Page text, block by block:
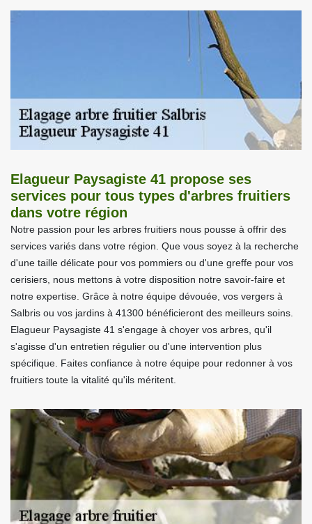
Elagueur Paysagiste 41 propose ses
services pour tous types d'arbres fruitiers
dans votre région
Notre passion pour les arbres fruitiers nous pousse à offrir des
services variés dans votre région. Que vous soyez à la recherche
d'une taille délicate pour vos pommiers ou d'une greffe pour vos
cerisiers, nous mettons à votre disposition notre savoir-faire et
notre expertise. Grâce à notre équipe dévouée, vos vergers à
Salbris ou vos jardins à 41300 bénéficieront des meilleurs soins.
Elagueur Paysagiste 41 s'engage à choyer vos arbres, qu'il
s'agisse d'un entretien régulier ou d'une intervention plus
spécifique. Faites confiance à notre équipe pour redonner à vos
fruitiers toute la vitalité qu'ils méritent.